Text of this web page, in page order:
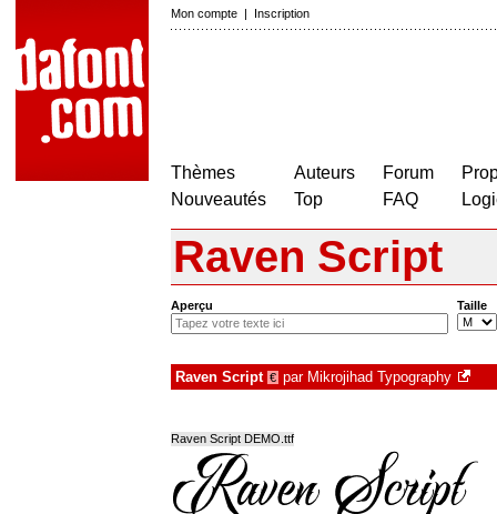
Mon compte | Inscription
Thèmes
Nouveautés
Auteurs
Top
Forum
FAQ
Raven Script
Aperçu Taille
Raven Script € par Mikrojihad Typography
Raven Script DEMO.ttf